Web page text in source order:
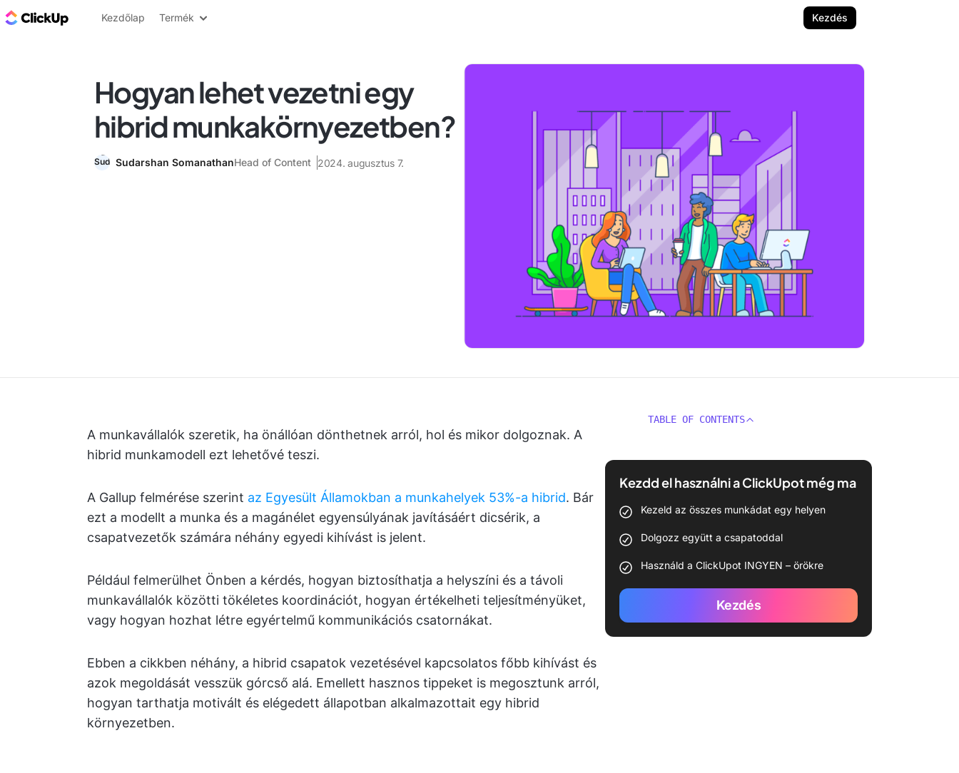
ClickUp blog
Kezdőlap Termék Kezdés
Hogyan lehet vezetni egy
hibrid munkakörnyezetben?
Sudarshan SomanathanHead of Content 2024. augusztus 7.
A munkavállalók szeretik, ha önállóan dönthetnek arról, hol és mikor dolgoznak. A
hibrid munkamodell ezt lehetővé teszi.
A Gallup felmérése szerint az Egyesült Államokban a munkahelyek 53%-a hibrid. Bár
ezt a modellt a munka és a magánélet egyensúlyának javításáért dicsérik, a
csapatvezetők számára néhány egyedi kihívást is jelent.
Például felmerülhet Önben a kérdés, hogyan biztosíthatja a helyszíni és a távoli
munkavállalók közötti tökéletes koordinációt, hogyan értékelheti teljesítményüket,
vagy hogyan hozhat létre egyértelmű kommunikációs csatornákat.
Ebben a cikkben néhány, a hibrid csapatok vezetésével kapcsolatos főbb kihívást és
azok megoldását vesszük górcső alá. Emellett hasznos tippeket is megosztunk arról,
hogyan tarthatja motivált és elégedett állapotban alkalmazottait egy hibrid
környezetben.
TABLE OF CONTENTS
Kezdd el használni a ClickUpot még ma
Kezeld az összes munkádat egy helyen
Dolgozz együtt a csapatoddal
Használd a ClickUpot INGYEN – örökre
Kezdés